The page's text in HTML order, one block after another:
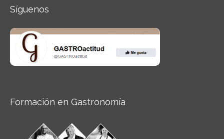
Síguenos
Formación en Gastronomía